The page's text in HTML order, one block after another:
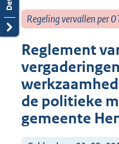
Regeling vervallen per
Reglement
de politieke
gemeente